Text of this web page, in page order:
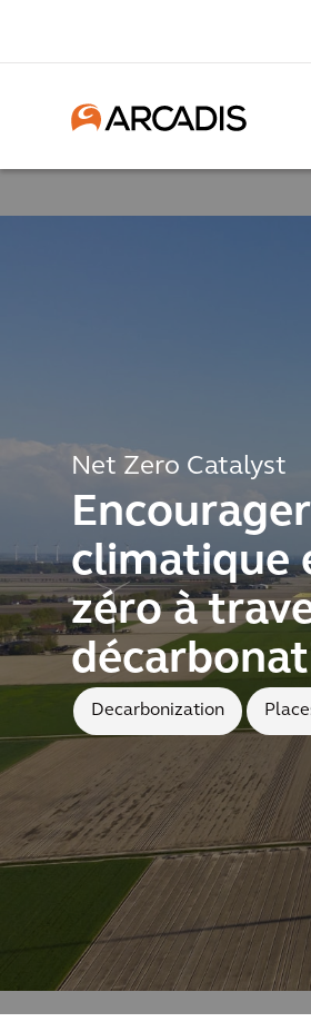
Net Zero Catalyst
climatique
zéro à
Decarbonization